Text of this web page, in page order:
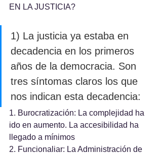
EN LA JUSTICIA?
1) La justicia ya estaba en
decadencia en los primeros
años de la democracia. Son
tres síntomas claros los que
nos indican esta decadencia:
1. Burocratización: La complejidad ha
ido en aumento. La accesibilidad ha
llegado a mínimos
2. Funcionaliar: La Administración de